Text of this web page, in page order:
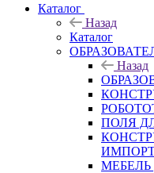
Каталог
Назад
Каталог
Назад
ПОЛЯ